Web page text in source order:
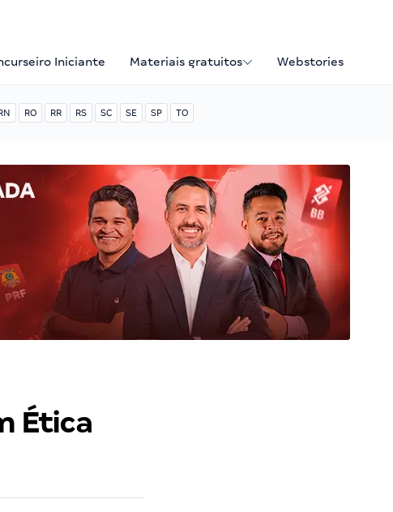
Iniciante Materiais gratuitos Webstories
RO RR RS SC SE SP TO
Ética